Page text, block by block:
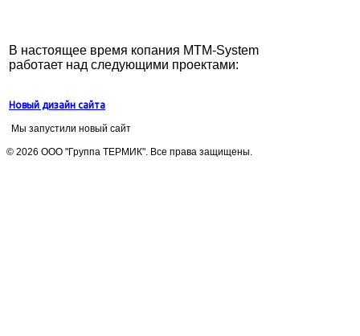
В настоящее время копания MTM-System
работает над следующими проектами:
Новый дизайн сайта
Мы запустили новый сайт
© 2026 ООО "Группа ТЕРМИК". Все права защищены.